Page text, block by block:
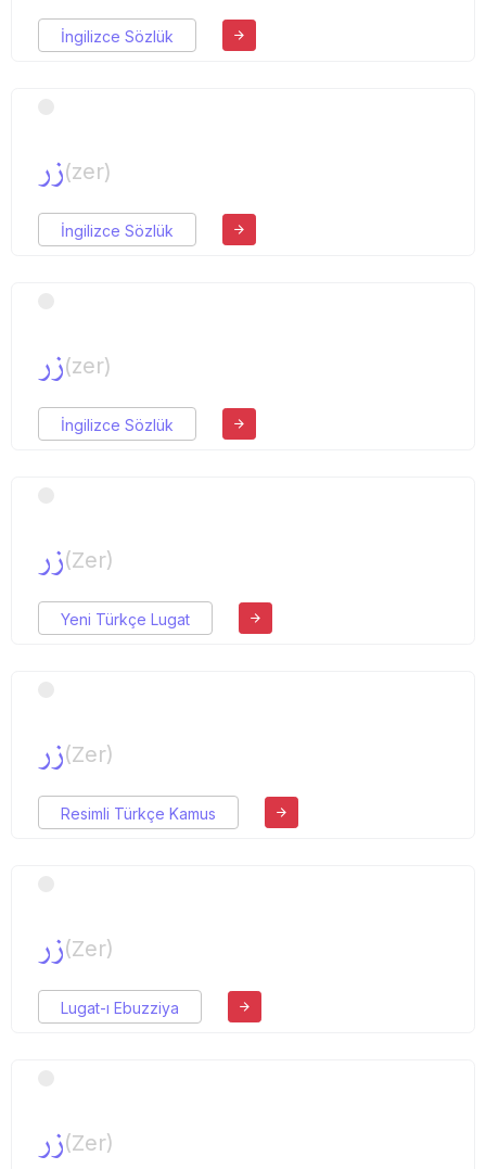
İngilizce Sözlük
زر(zer)
İngilizce Sözlük
زر(zer)
İngilizce Sözlük
زر(Zer)
Yeni Türkçe Lugat
زر(Zer)
Resimli Türkçe Kamus
زر(Zer)
Lugat-ı Ebuzziya
زر(Zer)